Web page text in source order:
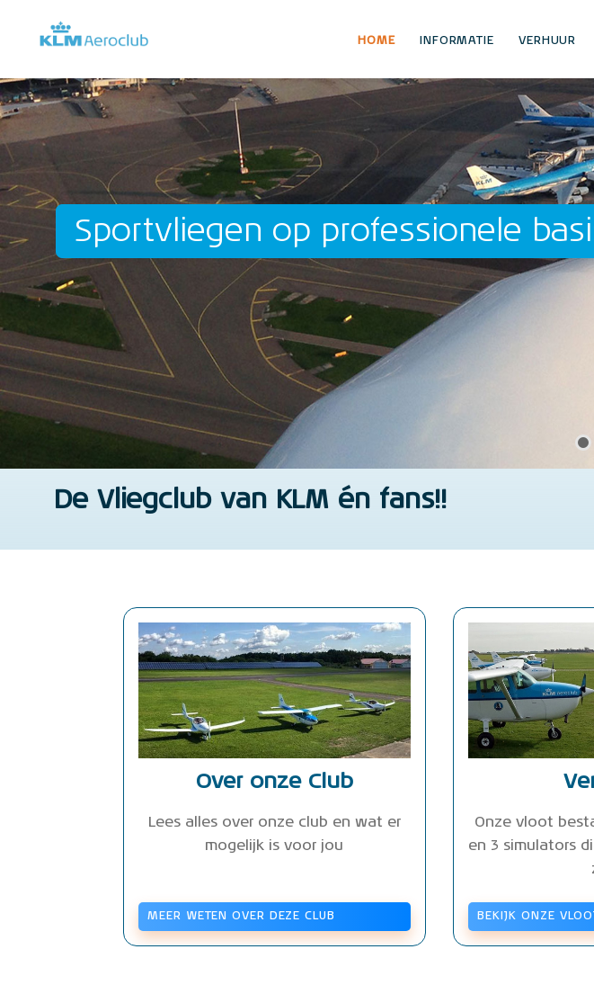
HOME INFORMATIE VERHUUR
Sportvliegen op professionele
De Vliegclub van KLM én fans!!
Over onze Club
Lees alles over onze club en wat er
mogelijk is voor jou
MEER WETEN OVER DEZE CLUB
Onze vloot
en 3 simulators
BEKIJK ONZE